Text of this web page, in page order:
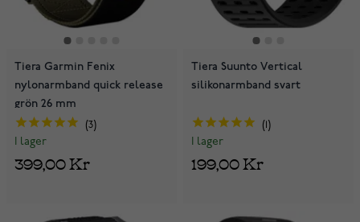
Tiera Garmin Fenix
nylonarmband quick release
grön 26 mm
3
I lager
399,00 Kr
Tiera Suunto Vertical
silikonarmband svart
I lager
199,00 Kr